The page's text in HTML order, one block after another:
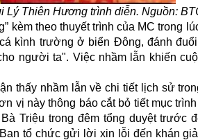
Lý Thiên Hương trình diễn. Nguồn:
kèm theo thuyết trình của MC trong
kình trường ở biển Đông, đánh
người ta". Việc nhầm lẫn khiến
thấy nhầm lẫn về chi tiết lịch sử
vị này thông báo cắt bỏ tiết mục
Triệu trong đêm tổng duyệt trước
tổ chức gửi lời xin lỗi đến khán